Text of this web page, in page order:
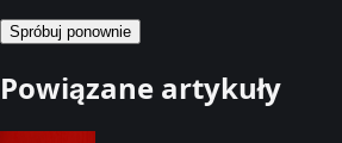
Spróbuj ponownie
Powiązane artykuły